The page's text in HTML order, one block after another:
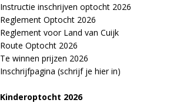
Instructie inschrijven optocht 2026
Reglement Optocht 2026
Reglement voor Land van Cuijk
Route Optocht 2026
Te winnen prijzen 2026
Inschrijfpagina (schrijf je hier in)
Kinderoptocht 2026